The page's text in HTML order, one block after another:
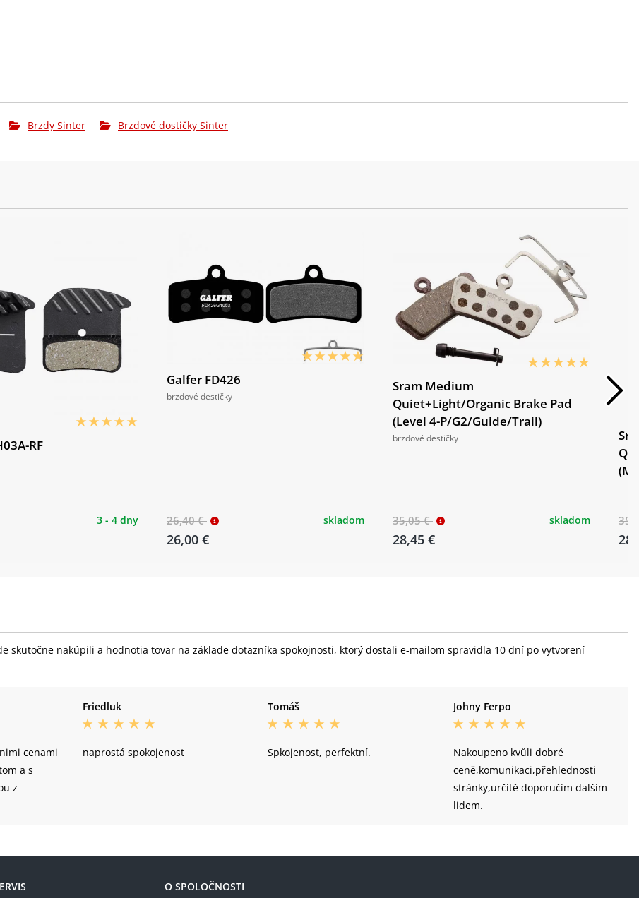
Brzdy Sinter Brzdové dostičky Sinter
RF
3 - 4 dny
Galfer FD426
brzdové destičky
26,40 €
26,00 €
skladom
Sram Medium
Quiet+Light/Organic Brake Pad
(Level 4-P/G2/Guide/Trail)
brzdové destičky
35,05 €
28,45 €
skladom
skutočne nakúpili a hodnotia tovar na základe dotazníka spokojnosti, ktorý dostali e-mailom spravidla 10 dní po vytvorení
cenami
a s
z
Friedluk
naprostá spokojenost
Tomáš
Spkojenost, perfektní.
Johny Ferpo
Nakoupeno kvůli dobré
ceně,komunikaci,přehlednosti
stránky,určitě doporučím dalším
lidem.
O SPOLOČNOSTI